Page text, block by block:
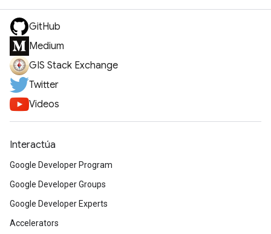
GitHub
Medium
GIS Stack Exchange
Twitter
Videos
Interactúa
Google Developer Program
Google Developer Groups
Google Developer Experts
Accelerators